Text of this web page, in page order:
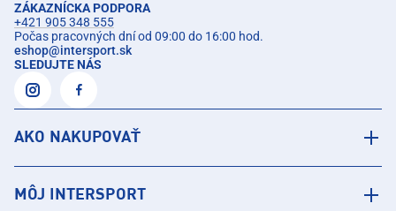
ZÁKAZNÍCKA PODPORA
+421 905 348 555
Počas pracovných dní od 09:00 do 16:00 hod.
eshop@intersport.sk
SLEDUJTE NÁS
AKO NAKUPOVAŤ
MÔJ INTERSPORT